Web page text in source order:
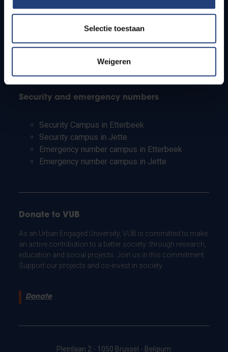
Selectie toestaan
Weigeren
Students
PhD students
Teachers and secondary schools
Working students
Security and emergency numbers
Security Campus in Etterbeek
Security campus in Jette
Emergency number campus in Etterbeek
Emergency number campus in Jette
Donate to VUB
As an Urban Engaged University, VUB is committed to make
an active contribution to a better society: through research,
education and social projects. Join us in this commitment.
Support our projects and co-invest in society.
Donate
Pleinlaan 2 - 1050 Brussel - Belgium